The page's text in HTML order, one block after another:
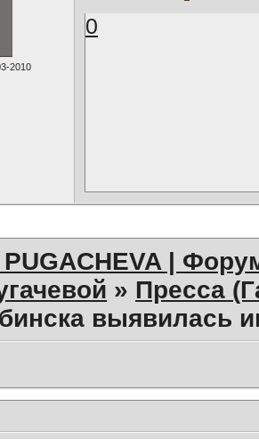
2010
0
PUGACHEVA |
» Пресса
выявилась